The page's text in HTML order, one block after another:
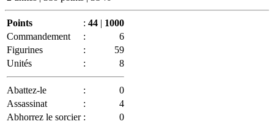
Points : 44 | 1000
Commandement
:
6
Figurines
:
59
Unités
: 8
Abattez-le :
0
Assassinat
:
4
Abhorrez le sorcier :
0